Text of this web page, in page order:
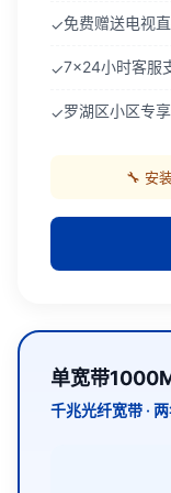
✓免费赠送电视
✓7x24小时客服
✓罗湖区小区专
🔧 安
单宽带
千兆光纤宽带 ·